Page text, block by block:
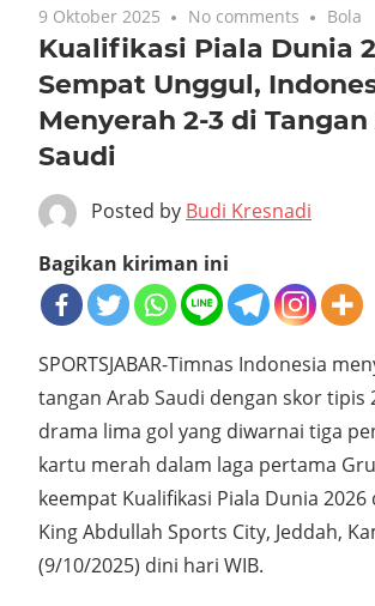
9 Oktober 2025 No comments Bola
Kualifikasi Piala Dunia
Sempat Unggul,
Menyerah 2-3 di
Saudi
Posted by Budi Kresnadi
Bagikan kiriman ini
SPORTSJABAR-Timnas Indonesia
tangan Arab Saudi dengan skor tipis
drama lima gol yang diwarnai tiga
kartu merah dalam laga pertama
keempat Kualifikasi Piala Dunia 2026
King Abdullah Sports City, Jeddah,
(9/10/2025) dini hari WIB.